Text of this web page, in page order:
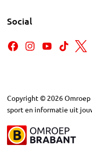
Social
Copyright © 2026
sport en informatie uit